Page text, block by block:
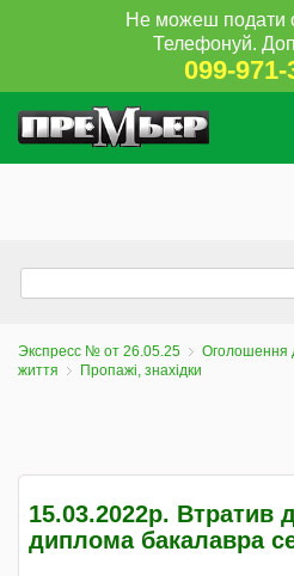
Не можеш подати
Телефонуй.
099-971-
Экспресс № от 26.05.25 Оголошення
життя
Пропажі, знахідки
15.03.2022р. Втратив
диплома бакалавра